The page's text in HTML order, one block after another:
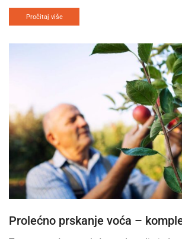
Pročitaj više
Prolećno prskanje voća –